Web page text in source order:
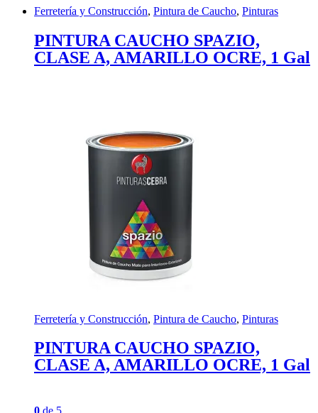
Ferretería y Construcción, Pintura de Caucho, Pinturas
PINTURA CAUCHO SPAZIO,
CLASE A, AMARILLO OCRE, 1 Gal
Ferretería y Construcción, Pintura de Caucho, Pinturas
PINTURA CAUCHO SPAZIO,
CLASE A, AMARILLO OCRE, 1 Gal